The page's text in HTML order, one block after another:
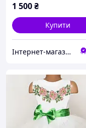
1 500₴
Купити
Інтернет-магазин "Скарбничка рукодільниці"